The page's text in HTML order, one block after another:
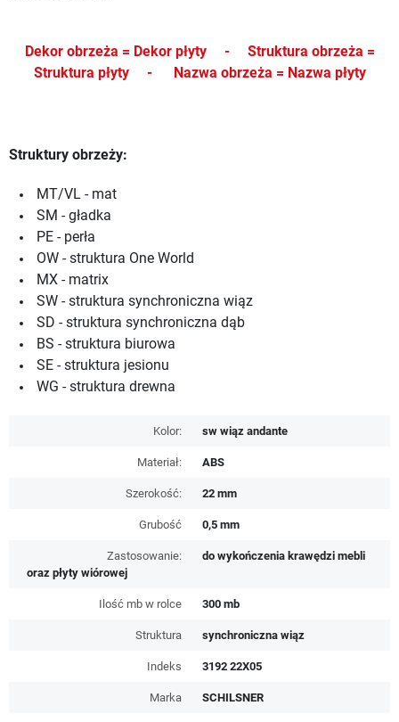
Dekor obrzeża = Dekor płyty - Struktura obrzeża =
Struktura płyty - Nazwa obrzeża = Nazwa płyty
Struktury obrzeży:
MT/VL - mat
SM - gładka
PE - perła
OW - struktura One World
MX - matrix
SW - struktura synchroniczna wiąz
SD - struktura synchroniczna dąb
BS - struktura biurowa
SE - struktura jesionu
WG - struktura drewna
Kolor: sw wiąz andante
Materiał: ABS
Szerokość: 22 mm
Grubość 0,5 mm
Zastosowanie:
do wykończenia krawędzi mebli
oraz płyty wiórowej
Ilość mb w rolce 300 mb
Struktura synchroniczna wiąz
Indeks 3192 22X05
Marka SCHILSNER